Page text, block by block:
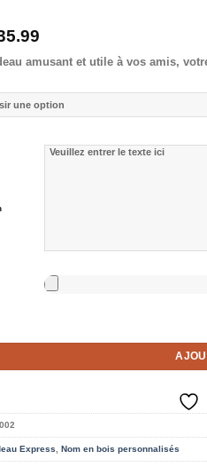
Le
actuel
$35.99.
amusant et utile à vos amis,
personnalisés - Cèdre
Express, Nom en bois personnalisés